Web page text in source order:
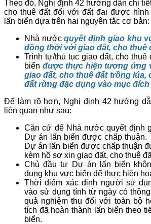
Theo đó, Nghị định 42 hướng dẫn chi
cho thuê đất đối với đất đai được hình
lấn biển dựa trên hai nguyên tắc cơ bản:
Nhà nướcquyết định giao khu
đồng thời với giao đất, cho thuê
Trình tự/thủ tục giao đất, cho
biển được thực hiện tương ứng
giao đất, cho thuê đất trồng lúa,
đất rừng đặc dụng vào mục đích
Để làm rõ hơn, Nghị định 42 hướng
liên quan như sau:
Căn cứ để Nhà nước quyết định
Dự án lấn biển được chấp thuận.
Dự án lấn biển được chấp thuận
kèm hồ sơ xin giao đất, cho thuê
Chủ đầu tư Dự án lấn biển
dụng khu vực biển để thực hiện
Thời điểm xác định người sử
vào sử dụng tính từ ngày có
quả nghiệm thu đối với toàn bộ
tích đã hoàn thành lấn biển theo
biển.